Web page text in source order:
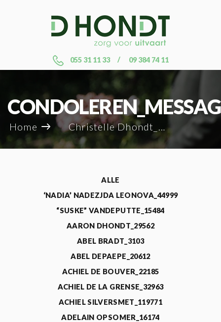
055 31 11 33 09 384 74 11
Home Christelle Dhondt_45642
ALLE
‘NADIA’ NADEZJDA LEONOVA_44999
“SUSKE” VANDEPUTTE_15484
AARON DHONDT_29562
ABEL BRADT_3103
ABEL DEPAEPE_20612
ACHIEL DE BOUVER_22185
ACHIEL DE LA GRENSE_32963
ACHIEL SILVERSMET_119771
ADELAIN OPSOMER_16174